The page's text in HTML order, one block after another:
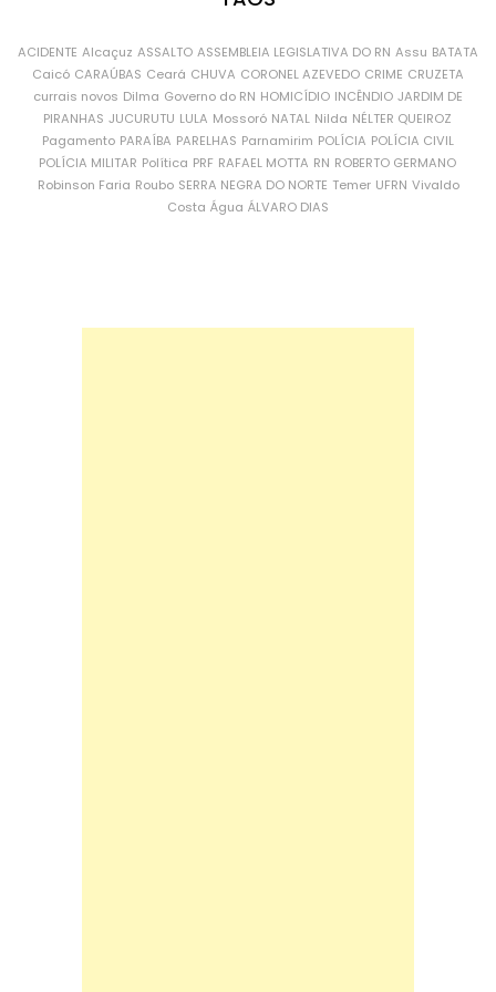
ACIDENTE Alcaçuz ASSALTO ASSEMBLEIA LEGISLATIVA DO RN Assu BATATA
Caicó CARAÚBAS Ceará CHUVA CORONEL AZEVEDO CRIME CRUZETA
currais novos Dilma Governo do RN HOMICÍDIO INCÊNDIO JARDIM DE
PIRANHAS JUCURUTU LULA Mossoró NATAL Nilda NÉLTER QUEIROZ
Pagamento PARAÍBA PARELHAS Parnamirim POLÍCIA POLÍCIA CIVIL
POLÍCIA MILITAR Política PRF RAFAEL MOTTA RN ROBERTO GERMANO
Robinson Faria Roubo SERRA NEGRA DO NORTE Temer UFRN Vivaldo
Costa Água ÁLVARO DIAS